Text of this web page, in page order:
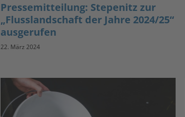
Pressemitteilung: Stepenitz zur
„Flusslandschaft der Jahre 2024/25“
ausgerufen
22. März 2024